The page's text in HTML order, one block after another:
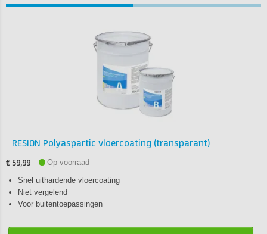
RESION Polyaspartic vloercoating (transparant)
€ 59,99
Op voorraad
Snel uithardende vloercoating
Niet vergelend
Voor buitentoepassingen